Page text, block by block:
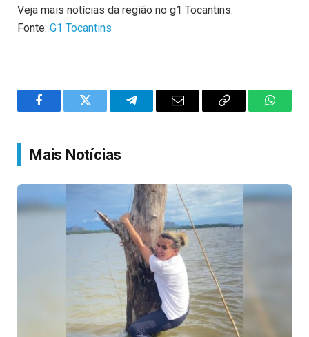
Veja mais notícias da região no g1 Tocantins.
Fonte: G1 Tocantins
FacebookTwitter TelegramEmail
Copy
Mais Notícias